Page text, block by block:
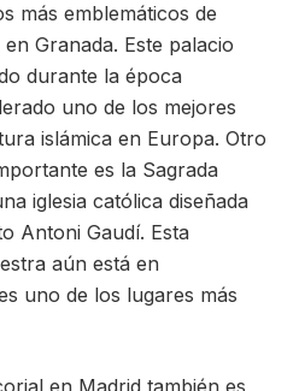
más emblemáticos de
Granada. Este palacio
durante la época
uno de los mejores
islámica en Europa. Otro
es la Sagrada
iglesia católica diseñada
Antoni Gaudí. Esta
aún está en
uno de los lugares más
en Madrid también es